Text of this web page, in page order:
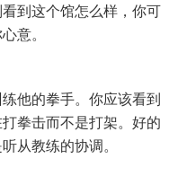
到这个馆怎么样，你可
意。
他的拳手。你应该看到
拳击而不是打架。好的
从教练的协调。